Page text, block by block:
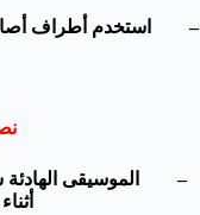
– استخدم أطراف
– الموسيقى الهادئة